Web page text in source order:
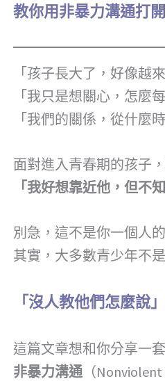
教你用非暴力溝通打
「孩子長大了，好像越
「我只是想關心，怎麼
「我們的關係，從什麼
面對進入青春期的孩子
「我好想靠近他，但不
別急，這不是你一個人
其實，大多數青少年不
「沒人教他們怎麼說
這篇文章想和你分享一
非暴力溝通（Nonviolent